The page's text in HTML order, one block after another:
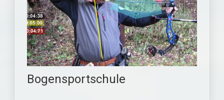
Bogensportschule